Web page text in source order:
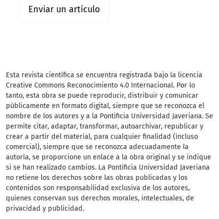
Enviar un artículo
Esta revista científica se encuentra registrada bajo la licencia
Creative Commons Reconocimiento 4.0 Internacional. Por lo
tanto, esta obra se puede reproducir, distribuir y comunicar
públicamente en formato digital, siempre que se reconozca el
nombre de los autores y a la Pontificia Universidad Javeriana. Se
permite citar, adaptar, transformar, autoarchivar, republicar y
crear a partir del material, para cualquier finalidad (incluso
comercial), siempre que se reconozca adecuadamente la
autoría, se proporcione un enlace a la obra original y se indique
si se han realizado cambios. La Pontificia Universidad Javeriana
no retiene los derechos sobre las obras publicadas y los
contenidos son responsabilidad exclusiva de los autores,
quienes conservan sus derechos morales, intelectuales, de
privacidad y publicidad.